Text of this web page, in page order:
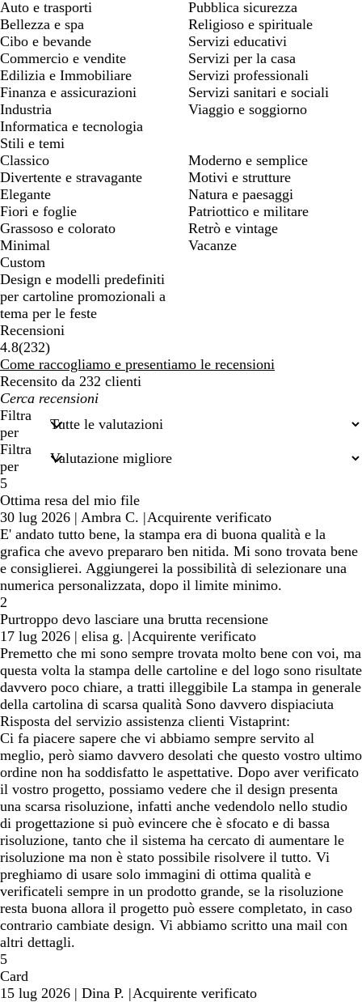
Auto e trasporti
Bellezza e spa
Cibo e bevande
Commercio e vendite
Edilizia e Immobiliare
Finanza e assicurazioni
Industria
Informatica e tecnologia
Pubblica sicurezza
Religioso e spirituale
Servizi educativi
Servizi per la casa
Servizi professionali
Servizi sanitari e sociali
Viaggio e soggiorno
Stili e temi
Classico
Divertente e stravagante
Elegante
Fiori e foglie
Grassoso e colorato
Minimal
Moderno e semplice
Motivi e strutture
Natura e paesaggi
Patriottico e militare
Retrò e vintage
Vacanze
Custom
Design e modelli predefiniti
per cartoline promozionali a
tema per le feste
Recensioni
4.8(232232
recensioni
)
Come raccogliamo e presentiamo le recensioni
Recensito da 232 clienti
I
miei
termini
di
ricerca
Filtra
per
Filtra
per
5
Ottima resa del mio file
30 lug 2026 | Ambra C. |Acquirente verificato
E' andato tutto bene, la stampa era di buona qualità e la
grafica che avevo prepararo ben nitida. Mi sono trovata bene
e consiglierei. Aggiungerei la possibilità di selezionare una
numerica personalizzata, dopo il limite minimo.
2
Purtroppo devo lasciare una brutta recensione
17 lug 2026 | elisa g. |Acquirente verificato
Premetto che mi sono sempre trovata molto bene con voi, ma
questa volta la stampa delle cartoline e del logo sono risultate
davvero poco chiare, a tratti illeggibile La stampa in generale
della cartolina di scarsa qualità Sono davvero dispiaciuta
Risposta del servizio assistenza clienti Vistaprint:
Ci fa piacere sapere che vi abbiamo sempre servito al
meglio, però siamo davvero desolati che questo vostro ultimo
ordine non ha soddisfatto le aspettative. Dopo aver verificato
il vostro progetto, possiamo vedere che il design presenta
una scarsa risoluzione, infatti anche vedendolo nello studio
di progettazione si può evincere che è sfocato e di bassa
risoluzione, tanto che il sistema ha cercato di aumentare le
risoluzione ma non è stato possibile risolvere il tutto. Vi
preghiamo di usare solo immagini di ottima qualità e
verificateli sempre in un prodotto grande, se la risoluzione
resta buona allora il progetto può essere completato, in caso
contrario cambiate design. Vi abbiamo scritto una mail con
altri dettagli.
5
Card
15 lug 2026 | Dina P. |Acquirente verificato